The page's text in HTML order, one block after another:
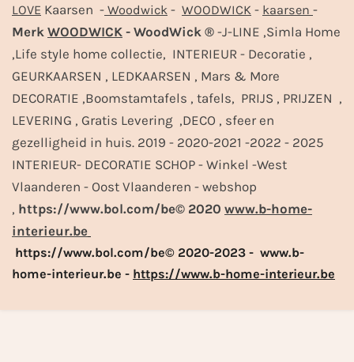
LOVE Kaarsen - Woodwick - WOODWICK - kaarsen -
Merk WOODWICK - WoodWick ® -J-LINE ,Simla Home
,Life style home collectie, INTERIEUR - Decoratie ,
GEURKAARSEN , LEDKAARSEN , Mars & More
DECORATIE ,Boomstamtafels , tafels, PRIJS , PRIJZEN ,
LEVERING , Gratis Levering ,DECO , sfeer en
gezelligheid in huis. 2019 - 2020-2021 -2022 - 2025
INTERIEUR- DECORATIE SCHOP - Winkel -West
Vlaanderen - Oost Vlaanderen - webshop
, https://www.bol.com/be© 2020 www.b-home-
interieur.be
https://www.bol.com/be© 2020-2023 - www.b-
home-interieur.be - https://www.b-home-interieur.be